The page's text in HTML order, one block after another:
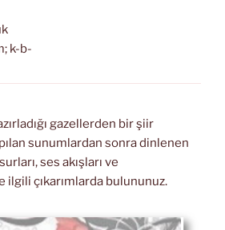
k-b-
gazellerden bir şiir
sunumlardan sonra dinlenen
ses akışları ve
çıkarımlarda bulununuz.